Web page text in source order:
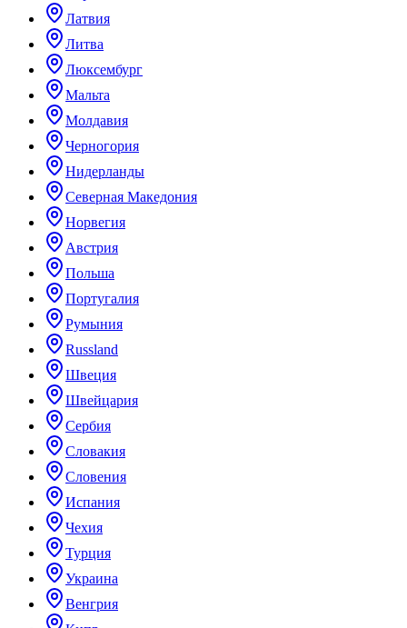
Латвия
Литва
Люксембург
Мальта
Молдавия
Черногория
Нидерланды
Северная Македония
Норвегия
Австрия
Польша
Португалия
Румыния
Russland
Швеция
Швейцария
Сербия
Словакия
Словения
Испания
Чехия
Турция
Украина
Венгрия